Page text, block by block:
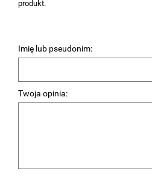
produkt.
Imię lub pseudonim:
Twoja opinia: